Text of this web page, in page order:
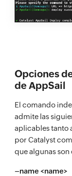
Opciones
de AppSail
El comando
admite las
aplicables tanto
por Catalyst
que algunas son
–name <name>